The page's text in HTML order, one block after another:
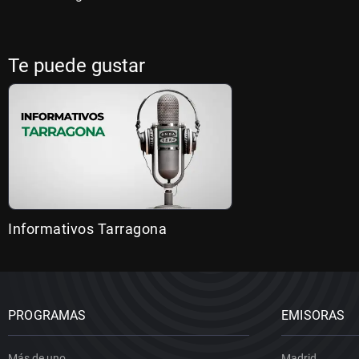
Te puede gustar
Informativos Tarragona
PROGRAMAS EMISORAS